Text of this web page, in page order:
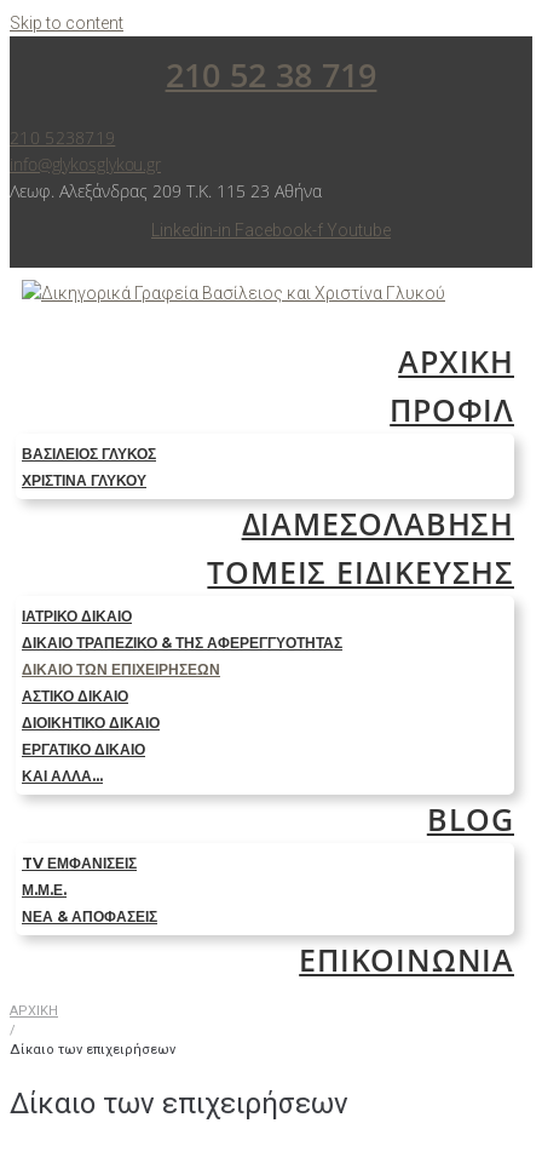
Skip to content
210 52 38 719
210 5238719
info@glykosglykou.gr
Λεωφ. Αλεξάνδρας 209 Τ.Κ. 115 23 Αθήνα
Linkedin-in Facebook-f Youtube
ΑΡΧΙΚΗ
ΠΡΟΦΙΛ
ΒΑΣΊΛΕΙΟΣ ΓΛΥΚΌΣ
ΧΡΙΣΤΊΝΑ ΓΛΥΚΟΎ
ΔΙΑΜΕΣΟΛΑΒΗΣΗ
ΤΟΜΕΙΣ ΕΙΔΙΚΕΥΣΗΣ
ΙΑΤΡΙΚΟ ΔΙΚΑΙΟ
ΔΙΚΑΙΟ ΤΡΑΠΕΖΙΚΟ & ΤΗΣ ΑΦΕΡΕΓΓΥΟΤΗΤΑΣ
ΔΙΚΑΙΟ ΤΩΝ ΕΠΙΧΕΙΡΗΣΕΩΝ
ΑΣΤΙΚΟ ΔΙΚΑΙΟ
ΔΙΟΙΚΗΤΙΚΟ ΔΙΚΑΙΟ
ΕΡΓΑΤΙΚΟ ΔΙΚΑΙΟ
ΚΑΙ ΑΛΛΑ…
BLOG
TV ΕΜΦΑΝΙΣΕΙΣ
Μ.Μ.Ε.
ΝΕΑ & ΑΠΟΦΑΣΕΙΣ
ΕΠΙΚΟΙΝΩΝΙΑ
ΑΡΧΙΚΗ
/
Δίκαιο των επιχειρήσεων
Δίκαιο των επιχειρήσεων